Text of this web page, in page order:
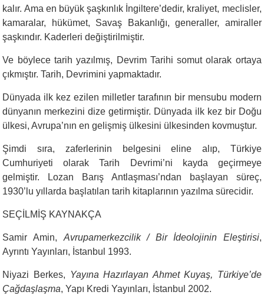
kalır. Ama en büyük şaşkınlık İngiltere’dedir, kraliyet, meclisler,
kamaralar, hükümet, Savaş Bakanlığı, generaller, amiraller
şaşkındır. Kaderleri değiştirilmiştir.
Ve böylece tarih yazılmış, Devrim Tarihi somut olarak ortaya
çıkmıştır. Tarih, Devrimini yapmaktadır.
Dünyada ilk kez ezilen milletler tarafının bir mensubu modern
dünyanın merkezini dize getirmiştir. Dünyada ilk kez bir Doğu
ülkesi, Avrupa’nın en gelişmiş ülkesini ülkesinden kovmuştur.
Şimdi sıra, zaferlerinin belgesini eline alıp, Türkiye
Cumhuriyeti olarak Tarih Devrimi’ni kayda geçirmeye
gelmiştir. Lozan Barış Antlaşması’ndan başlayan süreç,
1930’lu yıllarda başlatılan tarih kitaplarının yazılma sürecidir.
SEÇİLMİŞ KAYNAKÇA
Samir Amin, Avrupamerkezcilik / Bir İdeolojinin Eleştirisi,
Ayrıntı Yayınları, İstanbul 1993.
Niyazi Berkes, Yayına Hazırlayan Ahmet Kuyaş, Türkiye’de
Çağdaşlaşma, Yapı Kredi Yayınları, İstanbul 2002.